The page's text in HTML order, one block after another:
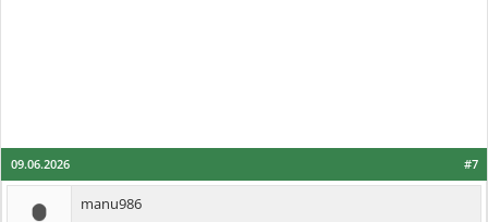
#7
09.06.2026
manu986